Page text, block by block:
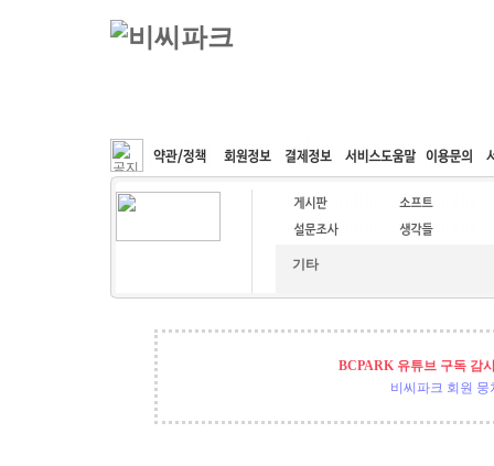
커뮤니티 속도패치 웹호스팅 공동구매
기타
BCPARK 유튜브 구독 감
비씨파크 회원 뭉